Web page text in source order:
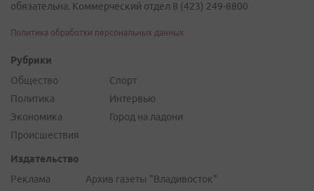
обязательна. Коммерческий отдел 8 (423) 249-8800
Политика обработки персональных данных
Рубрики
Общество
Политика
Экономика
Происшествия
Спорт
Интервью
Город на ладони
Издательство
Реклама
Архив газеты "Владивосток"